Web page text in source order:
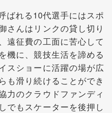
ばれる10代選手にはスポ
さんはリンクの貸し切り
遠征費の工面に苦心して
機に、競技生活を諦める
スショーに活躍の場が広
も滑り続けることができ
力のクラウドファンディ
でもスケーターを後押し